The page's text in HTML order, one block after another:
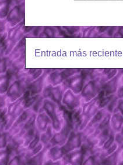
Entrada más reciente